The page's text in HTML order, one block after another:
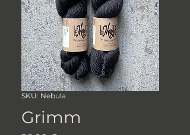
SKU: Nebula
Grimm